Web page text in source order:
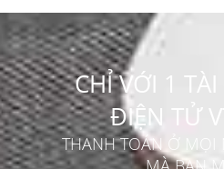
CHỈ VỚI 1
ĐIỆN TỬ
THANH TOÁN Ở MỌI